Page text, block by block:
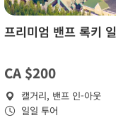
프리미엄 밴프 록키
CA $200
캘거리, 밴프 인-아웃
일일 투어